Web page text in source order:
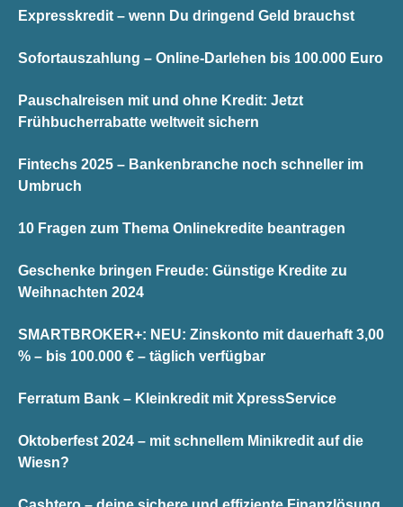
Expresskredit – wenn Du dringend Geld brauchst
Sofortauszahlung – Online-Darlehen bis 100.000 Euro
Pauschalreisen mit und ohne Kredit: Jetzt
Frühbucherrabatte weltweit sichern
Fintechs 2025 – Bankenbranche noch schneller im
Umbruch
10 Fragen zum Thema Onlinekredite beantragen
Geschenke bringen Freude: Günstige Kredite zu
Weihnachten 2024
SMARTBROKER+: NEU: Zinskonto mit dauerhaft 3,00
% – bis 100.000 € – täglich verfügbar
Ferratum Bank – Kleinkredit mit XpressService
Oktoberfest 2024 – mit schnellem Minikredit auf die
Wiesn?